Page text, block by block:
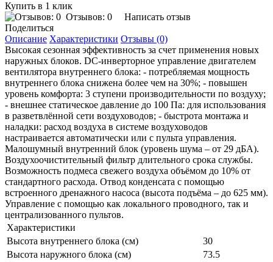
Купить в 1 клик
Отзывов: 0
Написать отзыв
Поделиться
Описание Характеристики Отзывы (0)
Высокая сезонная эффективность за счет применения новых
наружных блоков. DC-инверторное управление двигателем
вентилятора внутреннего блока: - потребляемая мощность
внутреннего блока снижена более чем на 30%; - повышен
уровень комфорта: 3 ступени производительности по воздуху;
- внешнее статическое давление до 100 Па: для использования
в разветвлённой сети воздуховодов; - быстрота монтажа и
наладки: расход воздуха в системе воздуховодов
настраивается автоматически или с пульта управления.
Малошумный внутренний блок (уровень шума – от 29 дБА).
Воздухоочистительный фильтр длительного срока службы.
Возможность подмеса свежего воздуха объёмом до 10% от
стандартного расхода. Отвод конденсата с помощью
встроенного дренажного насоса (высота подъёма – до 625 мм).
Управление с помощью как локального проводного, так и
централизованного пультов.
Характеристики
Высота внутреннего блока (см)
30
Высота наружного блока (см)
73.5